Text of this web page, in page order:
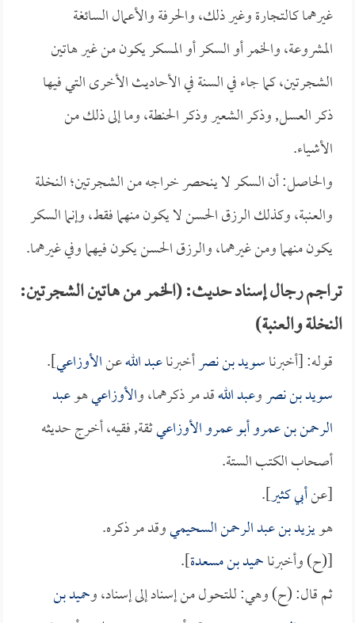
غيرهما كالتجارة وغير ذلك، والحرفة والأعمال السائغة
المشروعة، والخمر أو السكر أو المسكر يكون من غير هاتين
الشجرتين، كما جاء في السنة في الأحاديث الأخرى التي فيها
ذكر العسل, وذكر الشعير وذكر الحنطة، وما إلى ذلك من
الأشياء.
والحاصل: أن السكر لا ينحصر خراجه من الشجرتين؛ النخلة
والعنبة، وكذلك الرزق الحسن لا يكون منهما فقط، وإنما السكر
يكون منهما ومن غيرهما، والرزق الحسن يكون فيهما وفي غيرهما.
تراجم رجال إسناد حديث: (الخمر من هاتين الشجرتين:
النخلة والعنبة)
قوله: [أخبرناسويد بن نصرأخبرناعبد اللهعنالأوزاعي].
سويد بن نصروعبد اللهقد مر ذكرهما، والأوزاعيهوعبد
الرحمن بن عمرو أبو عمرو الأوزاعيثقة, فقيه، أخرج حديثه
أصحاب الكتب الستة.
[عنأبي كثير].
هويزيد بن عبد الرحمن السحيميوقد مر ذكره.
[(ح) وأخبرناحميد بن مسعدة].
ثم قال: (ح) وهي: للتحول من إسناد إلى إسناد، وحميد بن